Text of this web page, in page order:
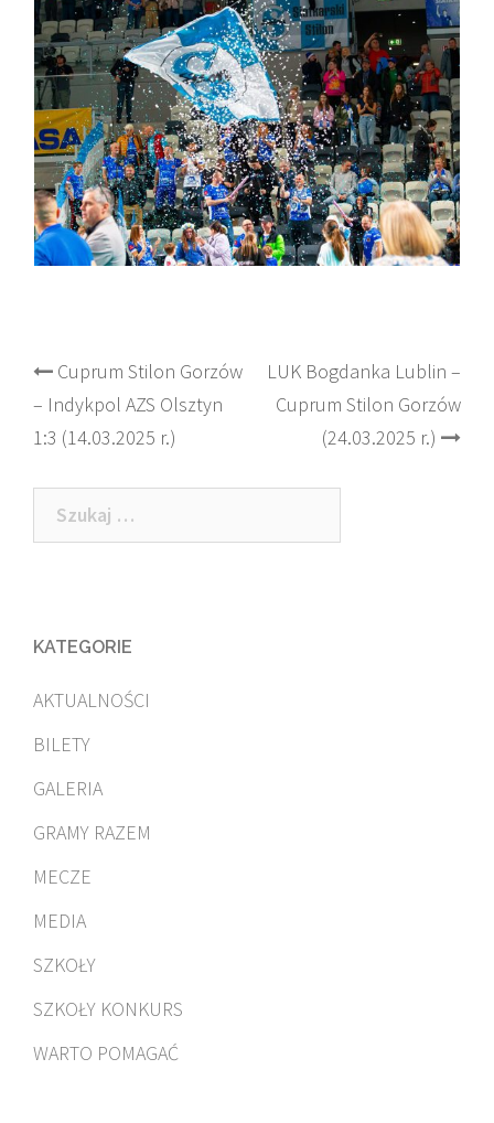
Post
navigation
Cuprum Stilon Gorzów
– Indykpol AZS Olsztyn
1:3 (14.03.2025 r.)
LUK Bogdanka Lublin –
Cuprum Stilon Gorzów
(24.03.2025 r.)
Szukaj:
KATEGORIE
AKTUALNOŚCI
BILETY
GALERIA
GRAMY RAZEM
MECZE
MEDIA
SZKOŁY
SZKOŁY KONKURS
WARTO POMAGAĆ